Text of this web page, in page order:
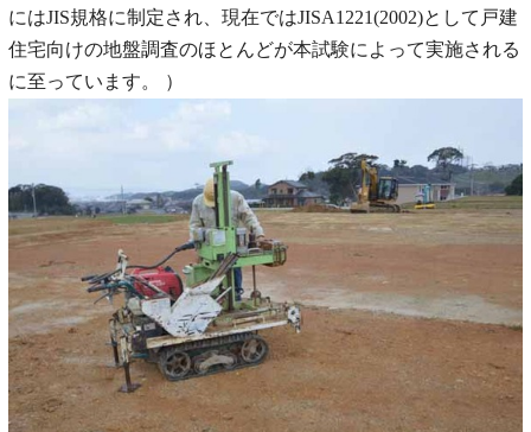
にはJIS規格に制定され、現在ではJISA1221(2002)として戸建
住宅向けの地盤調査のほとんどが本試験によって実施される
に至っています。 ）